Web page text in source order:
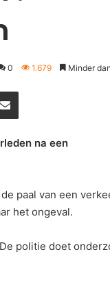
0 1.679 Minder
mail
na een
paal van een
het ongeval.
politie doet